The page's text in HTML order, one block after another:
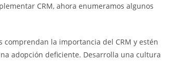
CRM, ahora enumeramos algunos
la importancia del CRM y estén
adopción deficiente. Desarrolla una cultura